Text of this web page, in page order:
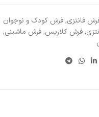
فانتزی, فرش کودک و نوجوان
, فرش کلاریس, فرش ماشینی,